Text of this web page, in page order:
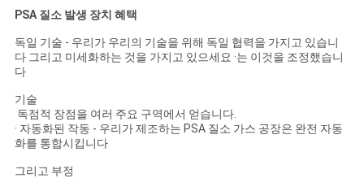
사
이
트
맵
개
PSA 질소 발생 장치 혜택
독일 기술 - 우리가 우리의 기술을 위해 독일 협력을 가지고 있습니
다 그리고 미세화하는 것을 가지고 있으세요 ·는 이것을 조정했습니
다
기술
독점적 장점을 여러 주요 구역에서 얻습니다.
· 자동화된 작동 - 우리가 제조하는 PSA 질소 가스 공장은 완전 자동
화를 통합시킵니다
그리고 부정